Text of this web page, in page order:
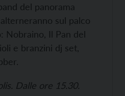
del panorama
sul palco
Nobraino, Il Pan del
e branzini dj set,
Dalle ore 15.30.